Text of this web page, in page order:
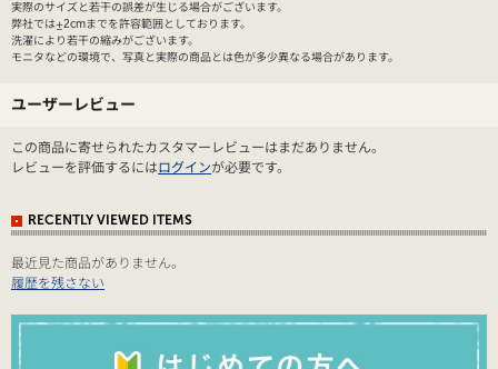
実際のサイズと若干の誤差が生じる場合がございます。
弊社では±2cmまでを許容範囲としております。
洗濯により若干の縮みがございます。
モニタなどの環境で、写真と実際の商品とは色が多少異なる場合があります。
ユーザーレビュー
この商品に寄せられたカスタマーレビューはまだありません。
レビューを評価するにはログインが必要です。
RECENTLY VIEWED ITEMS
最近見た商品がありません。
履歴を残さない